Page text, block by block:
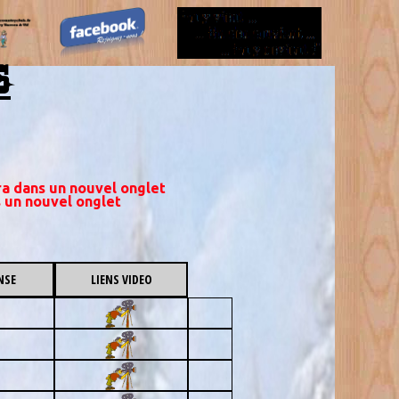
dans un nouvel onglet
un nouvel onglet
LIENS VIDEO